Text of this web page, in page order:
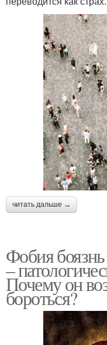
читать дальше →
Фобия
–
Почему он
бороться?